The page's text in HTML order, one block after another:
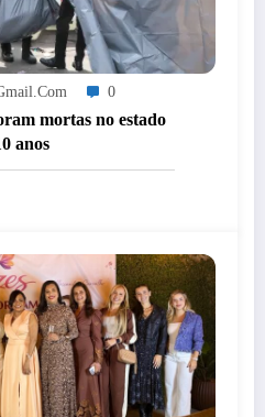
0
mortas no estado
anos